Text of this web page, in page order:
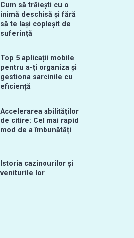
Cum să trăiești cu o
inimă deschisă și fără
să te lași copleșit de
suferință
Top 5 aplicații mobile
pentru a-ți organiza și
gestiona sarcinile cu
eficiență
Accelerarea abilităților
de citire: Cel mai rapid
mod de a îmbunătăți
Istoria cazinourilor și
veniturile lor